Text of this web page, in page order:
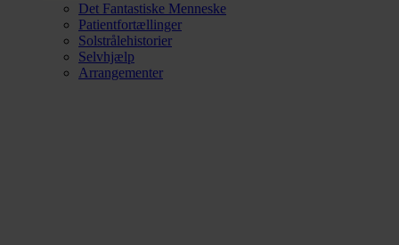
Det Fantastiske Menneske
Patientfortællinger
Solstrålehistorier
Selvhjælp
Arrangementer